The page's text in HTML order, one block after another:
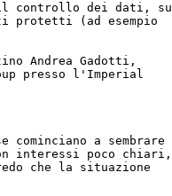
il controllo dei dati, su
protetti (ad esempio
Andrea Gadotti,
presso l'Imperial
a sembrare
interessi poco chiari,
che la situazione